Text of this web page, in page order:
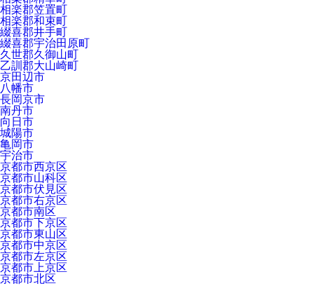
相楽郡笠置町
相楽郡和束町
綴喜郡井手町
綴喜郡宇治田原町
久世郡久御山町
乙訓郡大山崎町
京田辺市
八幡市
長岡京市
南丹市
向日市
城陽市
亀岡市
宇治市
京都市西京区
京都市山科区
京都市伏見区
京都市右京区
京都市南区
京都市下京区
京都市東山区
京都市中京区
京都市左京区
京都市上京区
京都市北区